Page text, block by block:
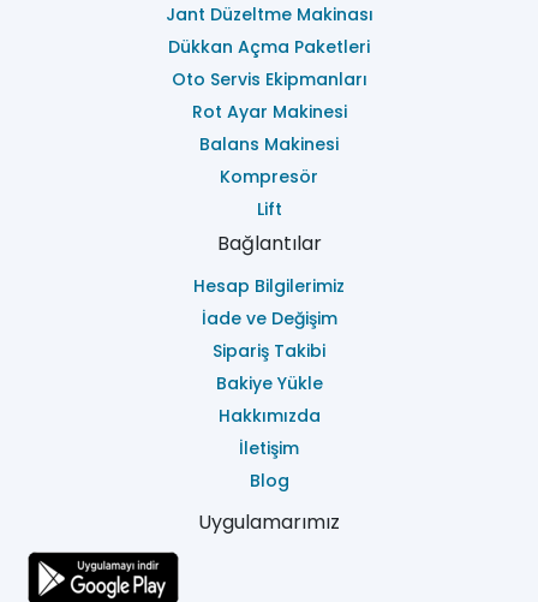
Jant Düzeltme Makinası
Dükkan Açma Paketleri
Oto Servis Ekipmanları
Rot Ayar Makinesi
Balans Makinesi
Kompresör
Lift
Bağlantılar
Hesap Bilgilerimiz
İade ve Değişim
Sipariş Takibi
Bakiye Yükle
Hakkımızda
İletişim
Blog
Uygulamarımız